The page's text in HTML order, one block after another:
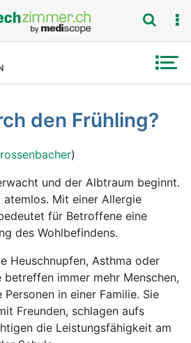
den Frühling?
)
und der Albtraum beginnt.
atemlos. Mit einer Allergie
für Betroffene eine
des Wohlbefindens.
Heuschnupfen, Asthma oder
betreffen immer mehr Menschen,
in einer Familie. Sie
Freunden, schlagen aufs
die Leistungsfähigkeit am